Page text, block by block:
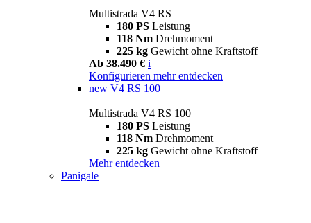
Multistrada V4 RS
180 PS Leistung
118 Nm Drehmoment
225 kg Gewicht ohne Kraftstoff
Ab 38.490 € i
Konfigurieren mehr entdecken
new V4 RS 100
Multistrada V4 RS 100
180 PS Leistung
118 Nm Drehmoment
225 kg Gewicht ohne Kraftstoff
Mehr entdecken
Panigale